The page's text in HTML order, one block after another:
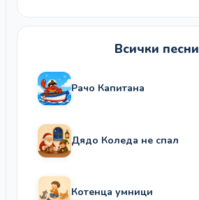
Всички песни
Рачо Капитана
Дядо Коледа не спал
Котенца умници